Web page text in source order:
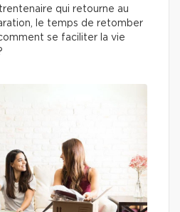
qui retourne au
le temps de retomber
se faciliter la vie